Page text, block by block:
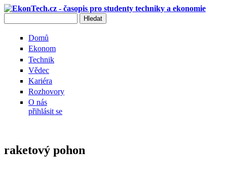
Přejít k hlavnímu obsahu
Domů
Ekonom
Technik
Vědec
Kariéra
Rozhovory
O nás
přihlásit se
raketový pohon